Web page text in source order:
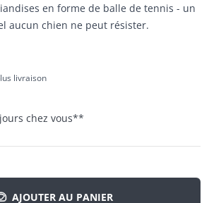
en forme de balle de tennis - un
aucun chien ne peut résister.
livraison
chez vous**
AJOUTER AU PANIER